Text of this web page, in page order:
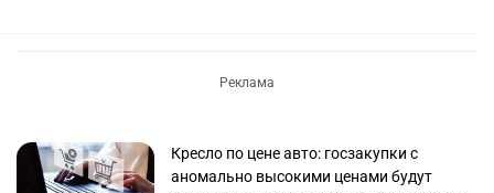
Кресло по цене авто: госзакупки с
аномально высокими ценами будут